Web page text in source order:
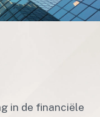
in de financiële